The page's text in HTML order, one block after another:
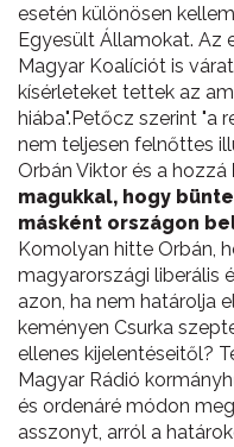
esetén különösen
Egyesült Államokat. Az
Magyar Koalíciót is
kísérleteket tettek az
hiába".Petőcz szerint "a
nem teljesen felnőttes
Orbán Viktor és a hozzá
magukkal, hogy
másként országon
Komolyan hitte Orbán,
magyarországi liberális
azon, ha nem határolja
keményen Csurka
ellenes kijelentéseitől?
Magyar Rádió
és ordenáré módon
asszonyt, arról a